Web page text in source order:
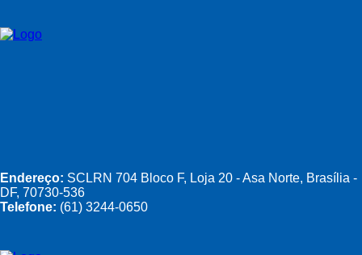
Endereço: SCLRN 704 Bloco F, Loja 20 - Asa Norte, Brasília -
DF, 70730-536
Telefone: (61) 3244-0650